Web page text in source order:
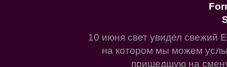
10 июня свет увидел свежий
на котором мы можем
пришедшую на